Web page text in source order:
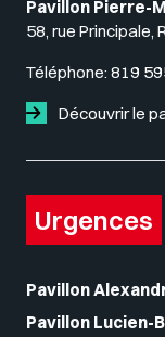
Pavillon Pierre-
58, rue Principale,
Téléphone: 819
Découvrir le
Urgences
Pavillon
Pavillon Lucien-